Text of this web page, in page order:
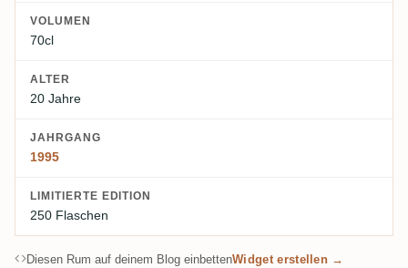
VOLUMEN
70cl
ALTER
20 Jahre
JAHRGANG
1995
LIMITIERTE EDITION
250 Flaschen
Diesen Rum auf deinem Blog einbettenWidget erstellen →